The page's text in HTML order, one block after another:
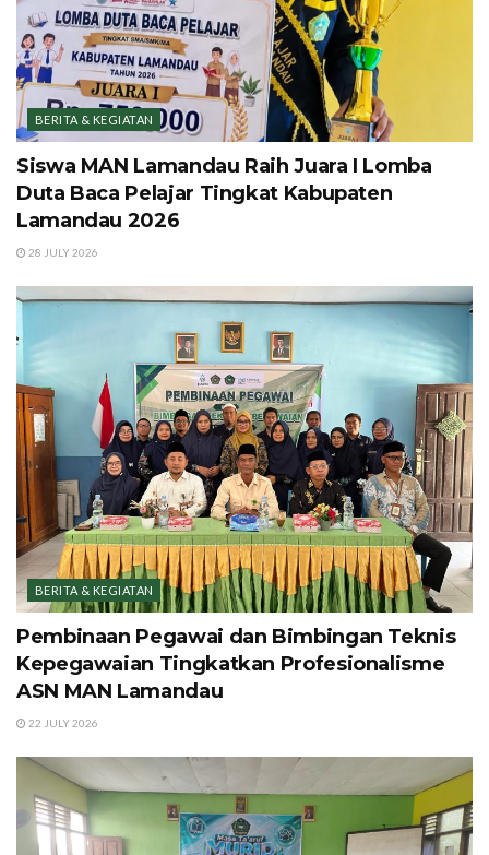
BERITA & KEGIATAN
Siswa MAN Lamandau Raih Juara I Lomba
Duta Baca Pelajar Tingkat Kabupaten
Lamandau 2026
28 JULY 2026
BERITA & KEGIATAN
Pembinaan Pegawai dan Bimbingan Teknis
Kepegawaian Tingkatkan Profesionalisme
ASN MAN Lamandau
22 JULY 2026